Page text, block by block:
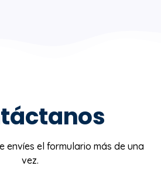
envíes el formulario más de una
vez.